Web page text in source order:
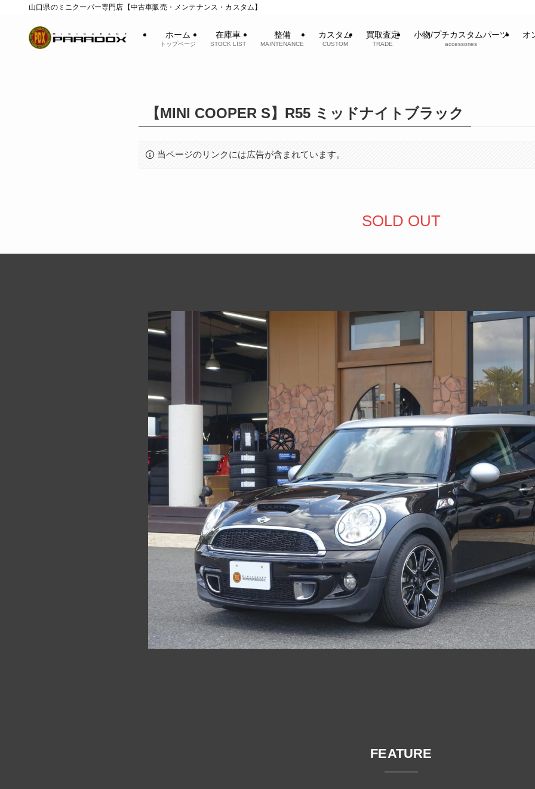
山口県のミニクーパー専門店【中古車販売・メンテナンス・カスタム】
ホーム
トップページ
在庫車
STOCK LIST
整備
MAINTENANCE
カスタム
CUSTOM
買取査定
TRADE
小物/プチカスタムパーツ
accessories
オ
【MINI COOPER S】R55 ミッドナイトブラック
当ページのリンクには広告が含まれています。
SOLD OUT
FEATURE